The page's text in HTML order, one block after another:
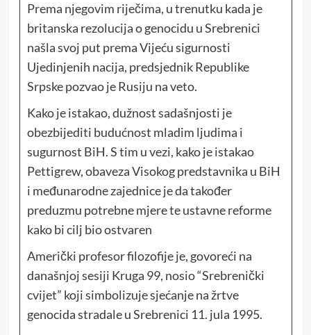
Prema njegovim riječima, u trenutku kada je
britanska rezolucija o genocidu u Srebrenici
našla svoj put prema Vijeću sigurnosti
Ujedinjenih nacija, predsjednik Republike
Srpske pozvao je Rusiju na veto.
Kako je istakao, dužnost sadašnjosti je
obezbijediti budućnost mladim ljudima i
sugurnost BiH. S tim u vezi, kako je istakao
Pettigrew, obaveza Visokog predstavnika u BiH
i međunarodne zajednice je da također
preduzmu potrebne mjere te ustavne reforme
kako bi cilj bio ostvaren
Američki profesor filozofije je, govoreći na
današnjoj sesiji Kruga 99, nosio “Srebrenički
cvijet” koji simbolizuje sjećanje na žrtve
genocida stradale u Srebrenici 11. jula 1995.